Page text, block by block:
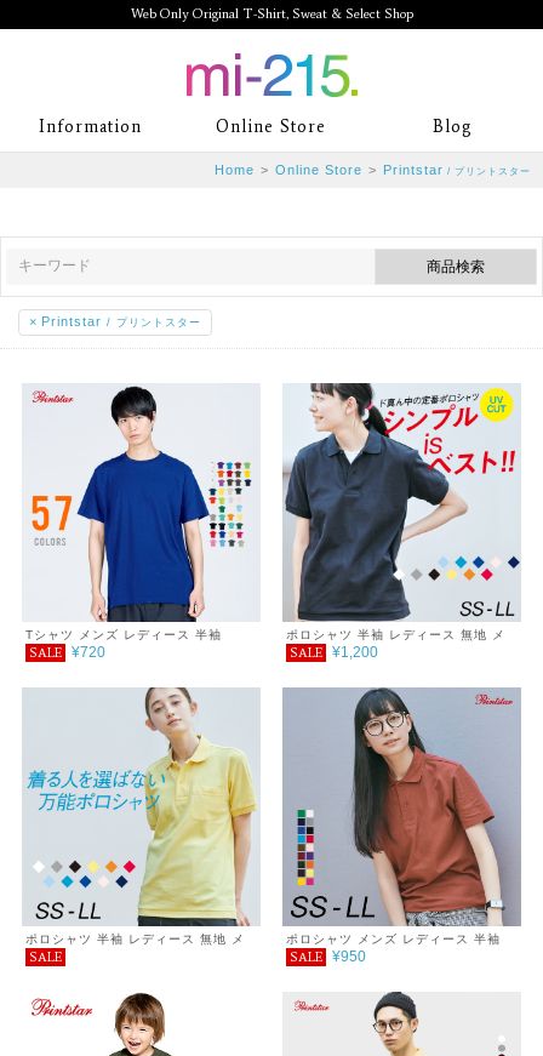
Web Only Original T-Shirt, Sweat & Select Shop
mi-215. Web Only Original T-Shirt,
Sweat & Select Shop mi-215. Tシャ
ランド専門通販
Information Online Store Blog
Home > Online Store > Printstar / プリントスター
× Printstar / プリントスター
Tシャツ メンズ レディース 半袖
5.6oz ヘビーウェイトTシャツ
SALE ¥720
ポロシャツ 半袖 レディース 無地 メ
ンズ UVカット 形状安定 厚手 春 夏
プチプラ コーデ おしゃれ SALE セー
ル 通学 通勤 服 printstar プリントス
ター T/Cポロシャツ 5.8オンス
SALE ¥1,200
ポロシャツ 半袖 レディース 無地 メ
ンズ UVカット 形状安定 厚手 ポケッ
ュアル プチプラ コーデ おしゃれ 送
料無料 SALE セール 通学 通勤 服
printstar プリントスター ポケット付
き T/Cポロシャツ 5.8オンス
SALE
ポロシャツ メンズ レディース 半袖
無地 シンプル おしゃれ 男女兼用 父
Printstar プリントスター サイズ
4.9oz
SALE ¥950